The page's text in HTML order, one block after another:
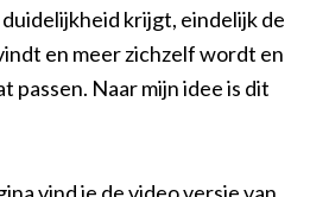
krijgt, eindelijk de
en meer zichzelf wordt en
passen. Naar mijn idee is dit